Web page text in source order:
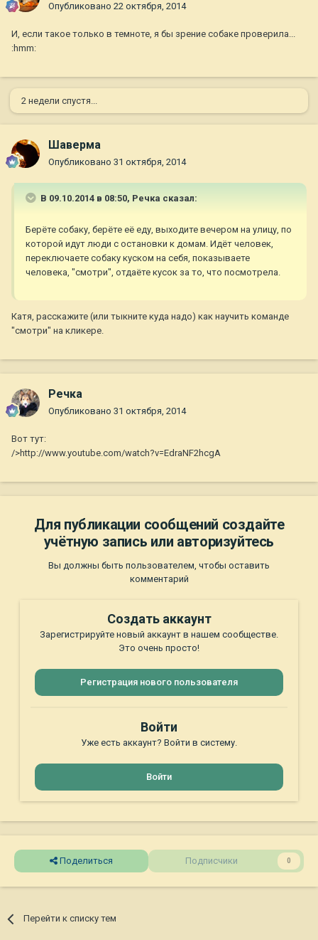
Опубликовано 22 октября, 2014
И, если такое только в темноте, я бы зрение собаке проверила...
:hmm:
2 недели спустя...
Шаверма
Опубликовано 31 октября, 2014
В 09.10.2014 в 08:50, Речка сказал:
Берёте собаку, берёте её еду, выходите вечером на улицу, по
которой идут люди с остановки к домам. Идёт человек,
переключаете собаку куском на себя, показываете
человека, "смотри", отдаёте кусок за то, что посмотрела.
Катя, расскажите (или тыкните куда надо) как научить команде
"смотри" на кликере.
Речка
Опубликовано 31 октября, 2014
Вот тут:
/>http://www.youtube.com/watch?v=EdraNF2hcgA
Для публикации сообщений создайте
учётную запись или авторизуйтесь
Вы должны быть пользователем, чтобы оставить
комментарий
Создать аккаунт
Зарегистрируйте новый аккаунт в нашем сообществе.
Это очень просто!
Регистрация нового пользователя
Войти
Уже есть аккаунт? Войти в систему.
Войти
Поделиться Подписчики 0
Перейти к списку тем